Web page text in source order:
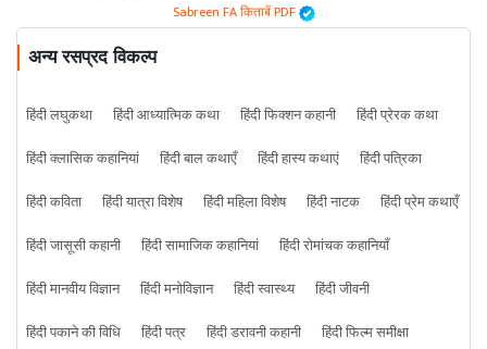
Sabreen FA किताबें PDF
अन्य रसप्रद विकल्प
हिंदी लघुकथा हिंदी आध्यात्मिक कथा हिंदी फिक्शन कहानी
हिंदी प्रेरक कथा
हिंदी क्लासिक कहानियां
हिंदी बाल कथाएँ हिंदी हास्य कथाएं
हिंदी पत्रिका
हिंदी कविता
हिंदी यात्रा विशेष हिंदी महिला विशेष हिंदी नाटक
हिंदी प्रेम कथाएँ
हिंदी जासूसी कहानी
हिंदी सामाजिक कहानियां
हिंदी रोमांचक कहानियाँ
हिंदी मानवीय विज्ञान
हिंदी मनोविज्ञान हिंदी स्वास्थ्य
हिंदी जीवनी
हिंदी पकाने की विधि
हिंदी पत्र हिंदी डरावनी कहानी हिंदी फिल्म समीक्षा